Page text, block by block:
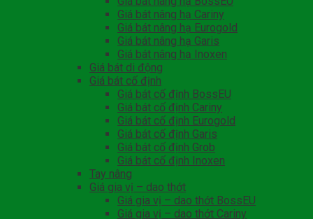
Giá bát nâng hạ Cariny
Giá bát nâng hạ Eurogold
Giá bát nâng hạ Garis
Giá bát nâng hạ Inoxen
Giá bát di động
Giá bát cố định
Giá bát cố định BossEU
Giá bát cố định Cariny
Giá bát cố định Eurogold
Giá bát cố định Garis
Giá bát cố định Grob
Giá bát cố định Inoxen
Tay nâng
Giá gia vị – dao thớt
Giá gia vị – dao thớt BossEU
Giá gia vị – dao thớt Cariny